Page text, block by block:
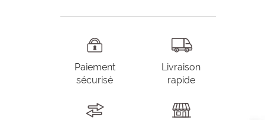
Paiement
sécurisé
Livraison
rapide